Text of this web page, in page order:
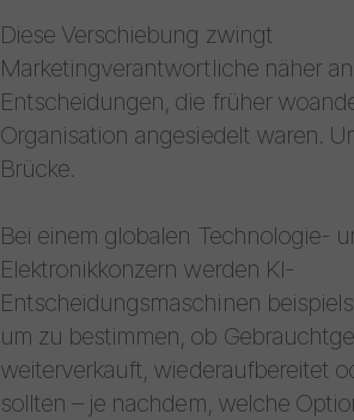
Diese Verschiebung zwingt
Marketingverantwortliche näher
Entscheidungen, die früher
Organisation angesiedelt waren.
Brücke.
Bei einem globalen Technologie-
Elektronikkonzern werden KI-
Entscheidungsmaschinen
um zu bestimmen, ob
weiterverkauft, wiederaufbereitet
sollten – je nachdem, welche